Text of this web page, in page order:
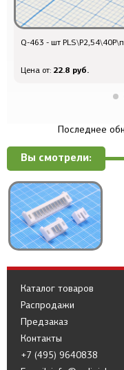
Q-463 - шт
Цена от: 22.8 руб.
Последнее
Вы смотрели:
Каталог товаров
Распродажи
Предзаказ
Контакты
+7 (495) 9640838